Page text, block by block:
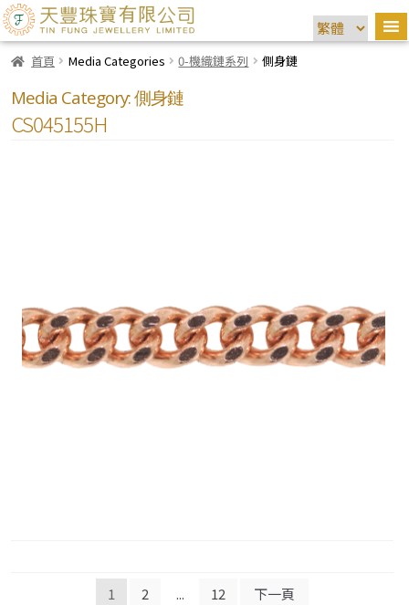
首頁 Media Categories 0-機織鏈系列 側身鏈
Media Category:側身鏈
CS045155H
1 2 ... 12 下一頁